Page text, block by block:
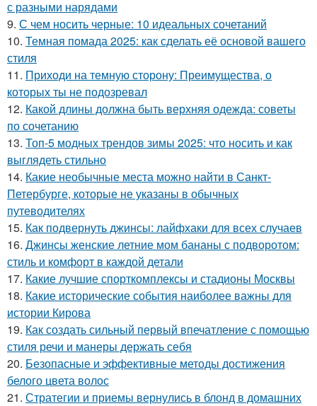
с разными нарядами
9. С чем носить черные: 10 идеальных сочетаний
10. Темная помада 2025: как сделать её основой вашего
стиля
11. Приходи на темную сторону: Преимущества, о
которых ты не подозревал
12. Какой длины должна быть верхняя одежда: советы
по сочетанию
13. Топ-5 модных трендов зимы 2025: что носить и как
выглядеть стильно
14. Какие необычные места можно найти в Санкт-
Петербурге, которые не указаны в обычных
путеводителях
15. Как подвернуть джинсы: лайфхаки для всех случаев
16. Джинсы женские летние мом бананы с подворотом:
стиль и комфорт в каждой детали
17. Какие лучшие спорткомплексы и стадионы Москвы
18. Какие исторические события наиболее важны для
истории Кирова
19. Как создать сильный первый впечатление с помощью
стиля речи и манеры держать себя
20. Безопасные и эффективные методы достижения
белого цвета волос
21. Стратегии и приемы вернулись в блонд в домашних